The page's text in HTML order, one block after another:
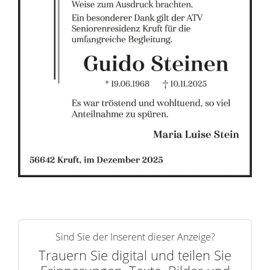
r
n
Sind Sie der Inserent dieser Anzeige?
Trauern Sie digital und teilen Sie